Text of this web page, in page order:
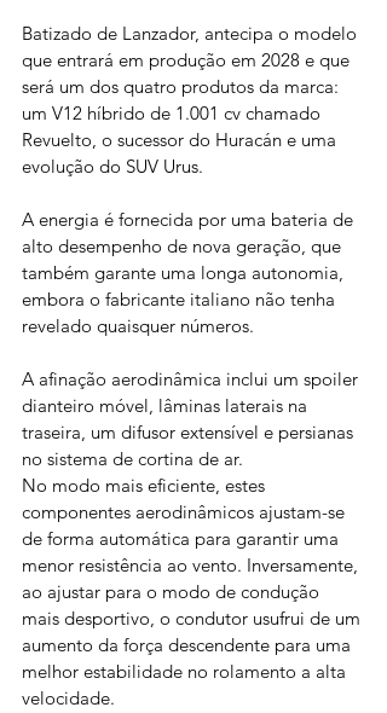
Batizado de Lanzador, antecipa o modelo
que entrará em produção em 2028 e que
será um dos quatro produtos da marca:
um V12 híbrido de 1.001 cv chamado
Revuelto, o sucessor do Huracán e uma
evolução do SUV Urus.
A energia é fornecida por uma bateria de
alto desempenho de nova geração, que
também garante uma longa autonomia,
embora o fabricante italiano não tenha
revelado quaisquer números.
A afinação aerodinâmica inclui um spoiler
dianteiro móvel, lâminas laterais na
traseira, um difusor extensível e persianas
no sistema de cortina de ar.
No modo mais eficiente, estes
componentes aerodinâmicos ajustam-se
de forma automática para garantir uma
menor resistência ao vento. Inversamente,
ao ajustar para o modo de condução
mais desportivo, o condutor usufrui de um
aumento da força descendente para uma
melhor estabilidade no rolamento a alta
velocidade.